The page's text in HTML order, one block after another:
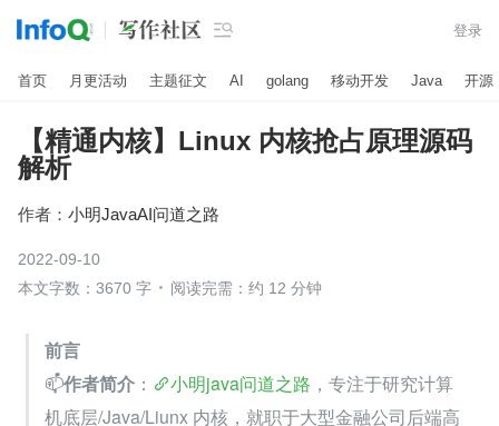
 登录
首页 月更活动 主题征文 AI golang 移动开发 Java 开源
【精通内核】Linux 内核抢占原理源码
解析
作者： 小明JavaAI问道之路
2022-09-10
本文字数：3670 字
阅读完需：约 12 分钟
前言
📫作者简介 ： 小明java问道之路 ，专注于研究计算
机底层/Java/Liunx 内核，就职于大型金融公司后端高